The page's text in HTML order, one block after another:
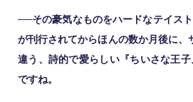
──その豪気なものをハードなテイス
が刊行されてからほんの数か月後に
違う、詩的で愛らしい『ちいさな王
ですね。